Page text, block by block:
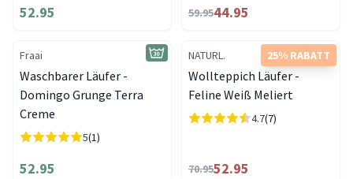
52.95 59.9544.95
Fraai
Waschbarer Läufer -
Domingo Grunge Terra
Creme
5(1)
52.95
25% RABATT
NATURL.
Wollteppich Läufer -
Feline Weiß Meliert
4.7(7)
70.9552.95